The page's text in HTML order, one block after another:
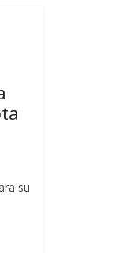
su